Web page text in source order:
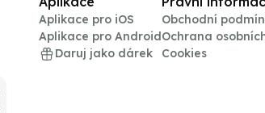
Aplikace pro iOS
Aplikace pro Android
Daruj jako dárek
Obchodní
Ochrana
Cookies